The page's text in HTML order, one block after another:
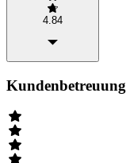
4.84
Kundenbetreuung